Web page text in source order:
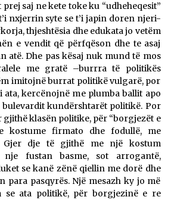
saj ne kete toke ku “udheheqesit”
nxjerrin syte se t’i japin doren njeri-
thjeshtësia dhe edukata jo vetëm
e vendit që përfqëson dhe te asaj
atë. Dhe pas kësaj nuk mund të mos
me gratë –burrra të politikës
imitojnë burrat politikë vulgarë, por
ata, kercënojnë me plumba ballit apo
bulevardit kundërshtarët politikë. Por
gjithë klasën politike, për “borgjezët e
kostume firmato dhe fodullë, me
Gjer dje të gjithë me një kostum
nje fustan basme, sot arrogantë,
se kanë zënë qiellin me dorë dhe
para pasqyrës. Një mesazh ky jo më
se ata politikë, për borgjezinë e re